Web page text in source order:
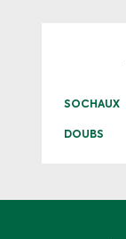
SOCHAUX
DOUBS